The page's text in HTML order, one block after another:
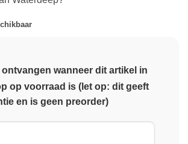
wanneer dit artikel in
op voorraad is (let op: dit geeft
en is geen preorder)